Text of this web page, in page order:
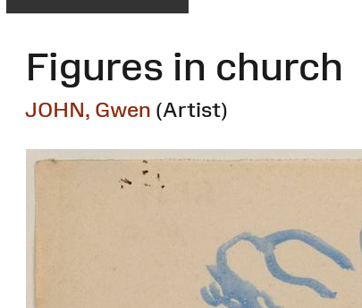
Figures in church
JOHN, Gwen (Artist)